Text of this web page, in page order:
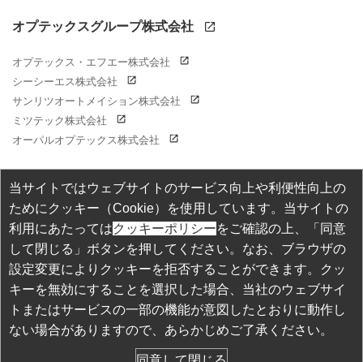
オプテックスグループ株式会社
オプテックス・エフエー株式会社
シーシーエス株式会社
サンリツオートメイション株式会社
ミツテック株式会社
オーパルオプテックス株式会社
個人情報保護方針
当サイトご利用上の注意
商標・登録商標について
2026 OPTEX CO., LTD.
当サイトではウェブサイトのサービス向上や利便性向上の
ためにクッキー（Cookie）を使用しています。当サイトの
利用にあたってはクッキーポリシーをご確認の上、「同意
して閉じる」ボタンを押してください。なお、ブラウザの
設定変更によりクッキーを拒否することができます。クッ
キーを無効にすることを選択した場合、当社のウェブサイ
トまたはサービスの一部の機能が意図したとおりに動作し
ない場合がありますので、あらかじめご了承ください。